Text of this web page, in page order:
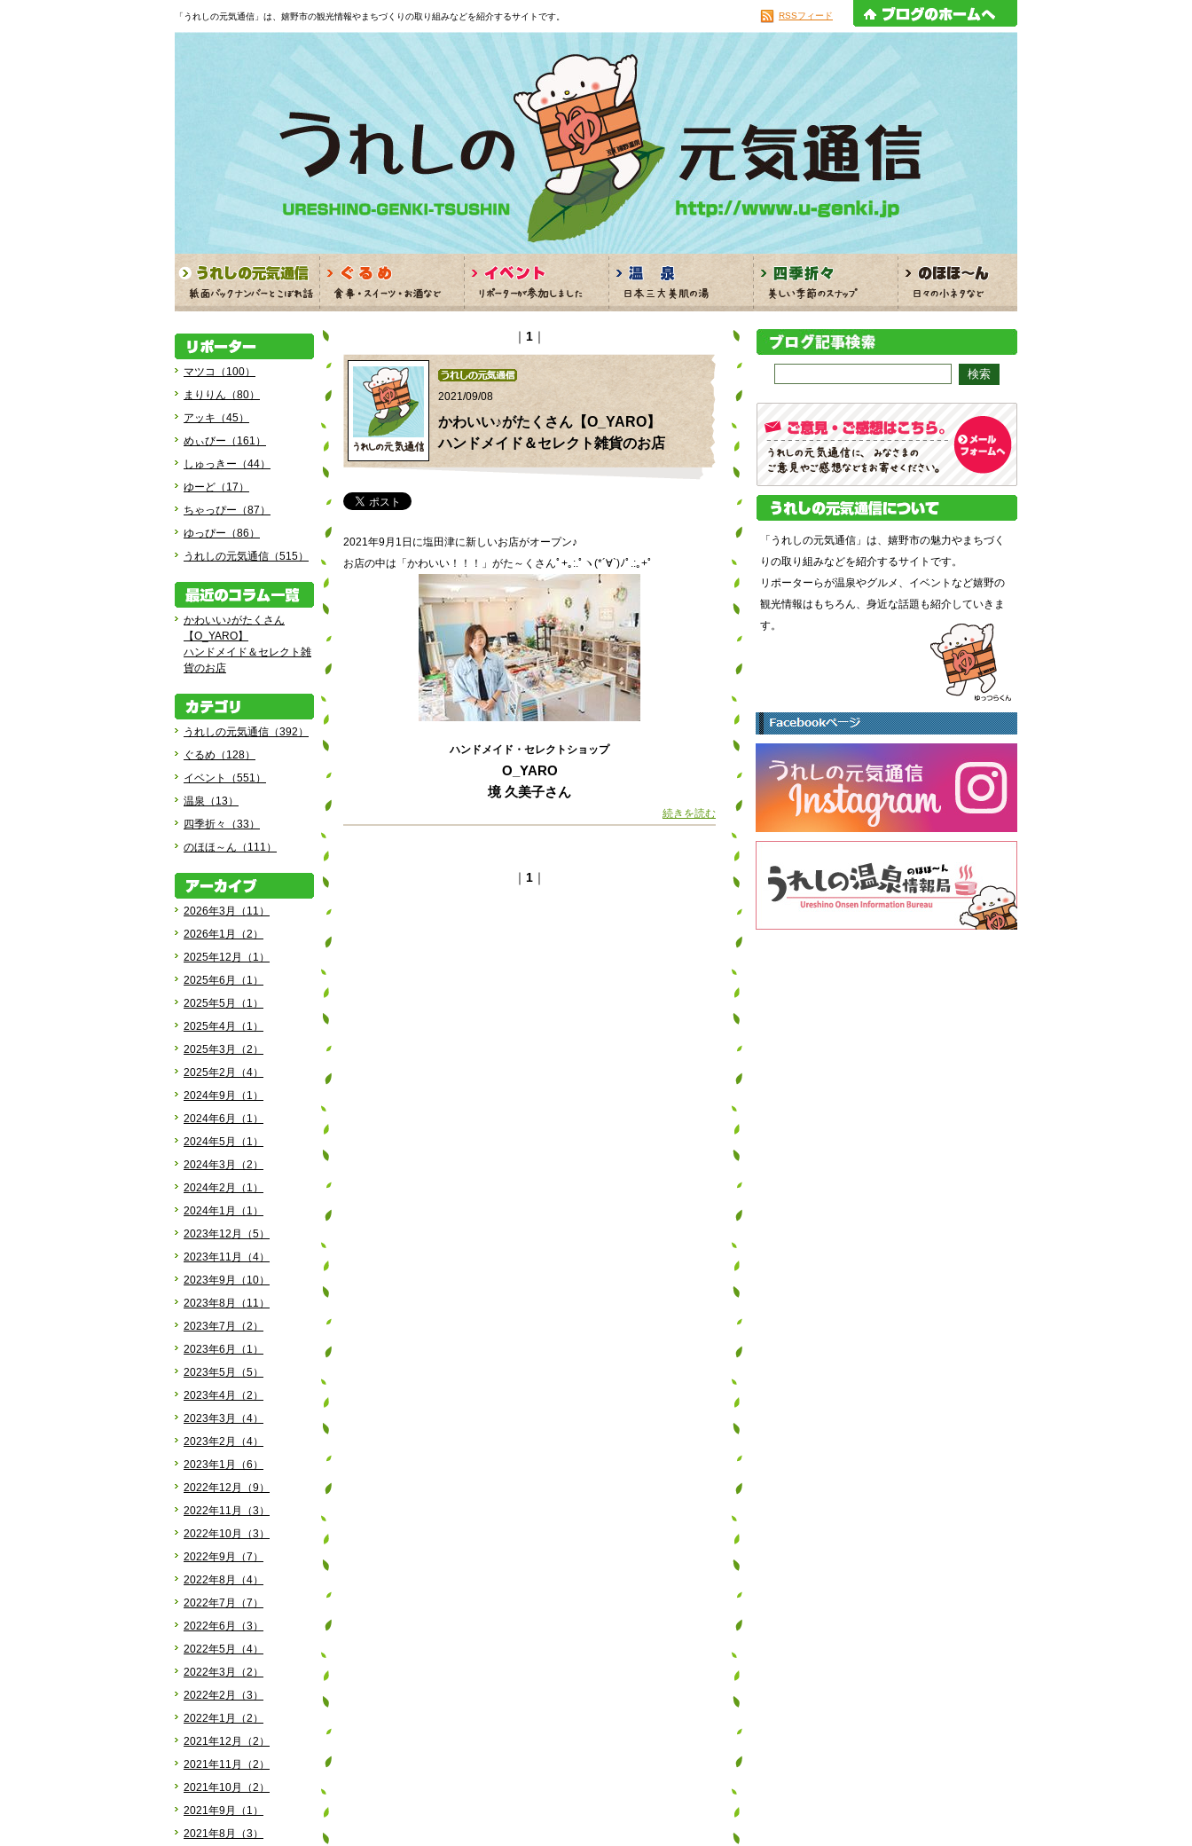
「うれしの元気通信」は、嬉野市の観光情報やまちづくりの取り組みなどを紹介するサイトです。 RSSフィード
マツコ（100）
まりりん（80）
アッキ（45）
めぃびー（161）
しゅっきー（44）
ゆーど（17）
ちゃっぴー（87）
ゆっぴー（86）
うれしの元気通信（515）
かわいい♪がたくさん
【O_YARO】
ハンドメイド＆セレクト雑
貨のお店
うれしの元気通信（392）
ぐるめ（128）
イベント（551）
温泉（13）
四季折々（33）
のほほ～ん（111）
2026年3月（11）
2026年1月（2）
2025年12月（1）
2025年6月（1）
2025年5月（1）
2025年4月（1）
2025年3月（2）
2025年2月（4）
2024年9月（1）
2024年6月（1）
2024年5月（1）
2024年3月（2）
2024年2月（1）
2024年1月（1）
2023年12月（5）
2023年11月（4）
2023年9月（10）
2023年8月（11）
2023年7月（2）
2023年6月（1）
2023年5月（5）
2023年4月（2）
2023年3月（4）
2023年2月（4）
2023年1月（6）
2022年12月（9）
2022年11月（3）
2022年10月（3）
2022年9月（7）
2022年8月（4）
2022年7月（7）
2022年6月（3）
2022年5月（4）
2022年3月（2）
2022年2月（3）
2022年1月（2）
2021年12月（2）
2021年11月（2）
2021年10月（2）
2021年9月（1）
2021年8月（3）
｜ 1 ｜
2021/09/08
かわいい♪がたくさん【O_YARO】
ハンドメイド＆セレクト雑貨のお店
2021年9月1日に塩田津に新しいお店がオープン♪
お店の中は「かわいい！！！」がた～くさんﾟ+｡:.ﾟヽ(*´∀`)ﾉﾟ.:｡+ﾟ
ハンドメイド・セレクトショップ
O_YARO
境 久美子さん
続きを読む
｜ 1 ｜
「うれしの元気通信」は、嬉野市の魅力やまちづく
りの取り組みなどを紹介するサイトです。
リポーターらが温泉やグルメ、イベントなど嬉野の
観光情報はもちろん、身近な話題も紹介していきま
す。